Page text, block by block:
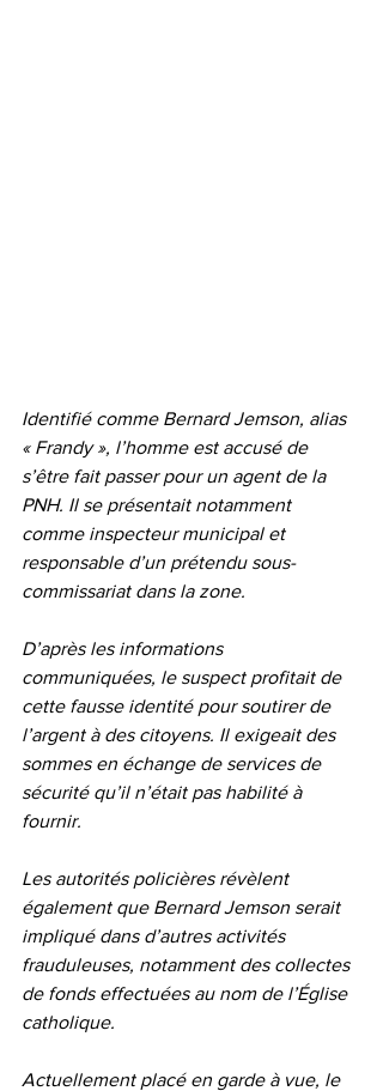
Identifié comme Bernard Jemson, alias
« Frandy », l’homme est accusé de
s’être fait passer pour un agent de la
PNH. Il se présentait notamment
comme inspecteur municipal et
responsable d’un prétendu sous-
commissariat dans la zone.
D’après les informations
communiquées, le suspect profitait de
cette fausse identité pour soutirer de
l’argent à des citoyens. Il exigeait des
sommes en échange de services de
sécurité qu’il n’était pas habilité à
fournir.
Les autorités policières révèlent
également que Bernard Jemson serait
impliqué dans d’autres activités
frauduleuses, notamment des collectes
de fonds effectuées au nom de l’Église
catholique.
Actuellement placé en garde à vue, le